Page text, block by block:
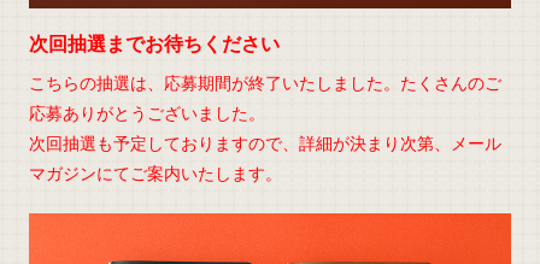
次回抽選までお待ちください
こちらの抽選は、応募期間が終了いたしました。たくさんのご
応募ありがとうございました。
次回抽選も予定しておりますので、詳細が決まり次第、メール
マガジンにてご案内いたします。